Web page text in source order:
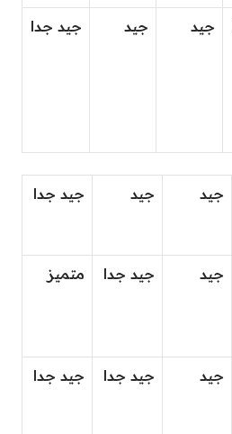
جيد جيد جيد جدا
جيد جيد جيد جدا
جيد جيد جدا متميز
جيد جيد جدا جيد جدا